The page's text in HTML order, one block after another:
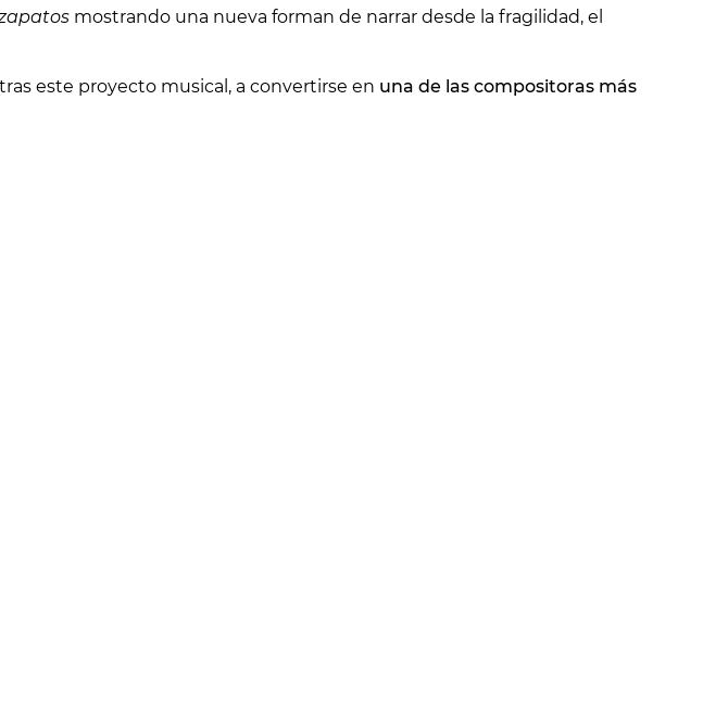
mostrando una nueva forman de narrar desde la fragilidad, el
este proyecto musical, a convertirse en una de las compositoras más